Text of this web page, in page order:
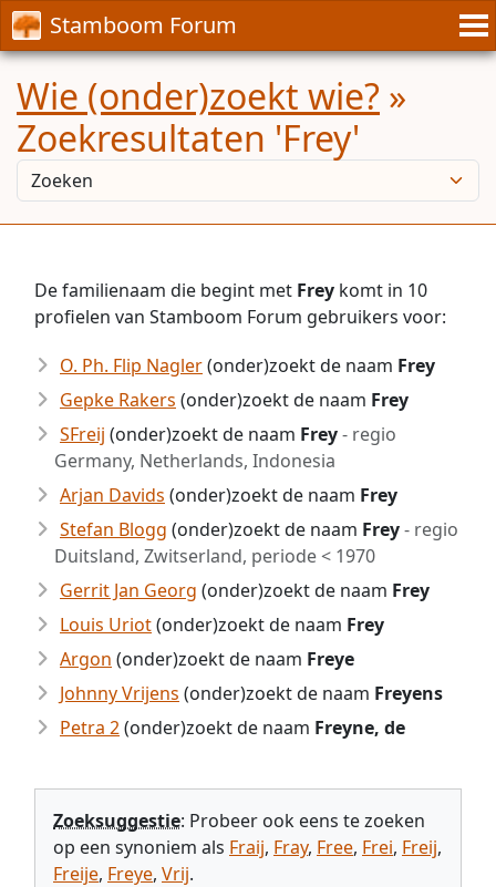
Stamboom Forum
Wie (onder)zoekt wie? »
Zoekresultaten 'Frey'
De familienaam die begint met Frey komt in 10
profielen van Stamboom Forum gebruikers voor:
O. Ph. Flip Nagler(onder)zoekt de naam Frey
Gepke Rakers (onder)zoekt de naam Frey
SFreij (onder)zoekt de naam Frey- regio
Germany, Netherlands, Indonesia
Arjan Davids (onder)zoekt de naam Frey
Stefan Blogg (onder)zoekt de naam Frey- regio
Duitsland, Zwitserland, periode < 1970
Gerrit Jan Georg (onder)zoekt de naam Frey
Louis Uriot(onder)zoekt de naam Frey
Argon (onder)zoekt de naam Freye
Johnny Vrijens (onder)zoekt de naam Freyens
Petra 2(onder)zoekt de naam Freyne, de
Zoeksuggestie: Probeer ook eens te zoeken
op een synoniem als Fraij, Fray, Free, Frei, Freij,
Freije, Freye, Vrij.